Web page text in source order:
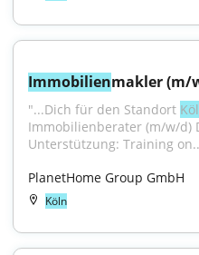
Immobilienmakler (m/
"...Dich für den Standort
Immobilienberater (m/w/d)
Unterstützung: Training
PlanetHome Group GmbH
Köln